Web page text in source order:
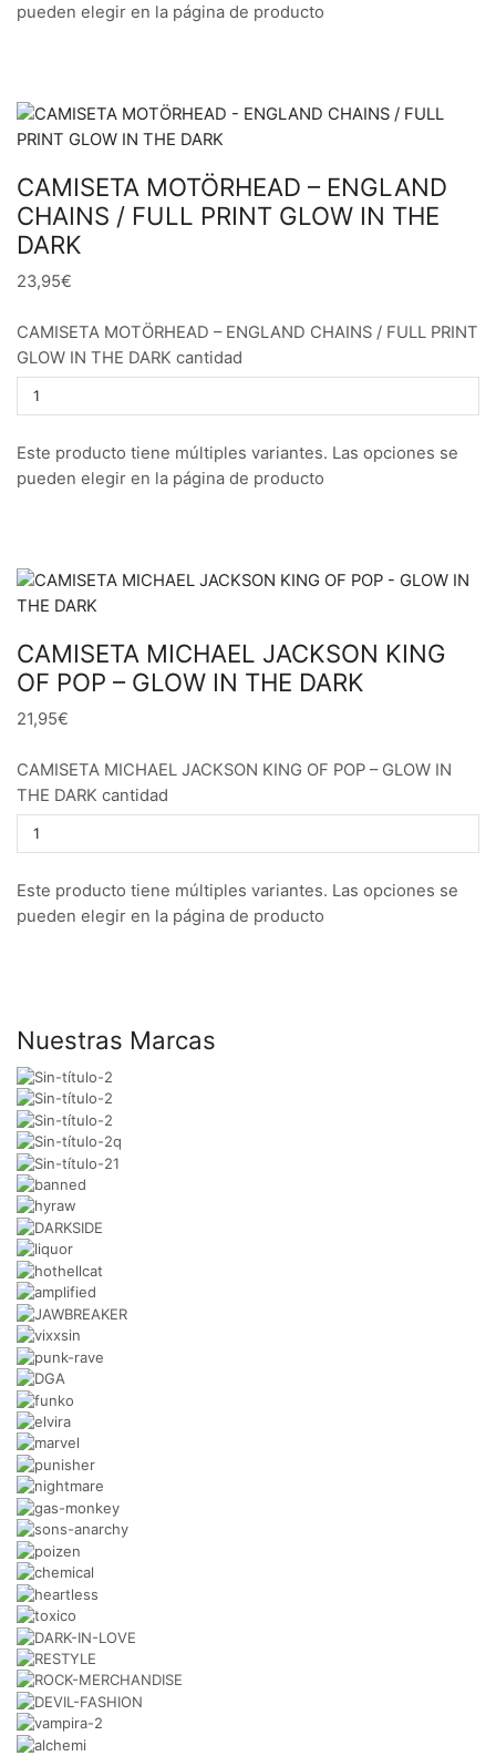
pueden elegir en la página de producto
CAMISETA MOTÖRHEAD – ENGLAND
CHAINS / FULL PRINT GLOW IN THE
DARK
23,95€
CAMISETA MOTÖRHEAD – ENGLAND CHAINS / FULL PRINT
GLOW IN THE DARK cantidad
Este producto tiene múltiples variantes. Las opciones se
pueden elegir en la página de producto
CAMISETA MICHAEL JACKSON KING
OF POP – GLOW IN THE DARK
21,95€
CAMISETA MICHAEL JACKSON KING OF POP – GLOW IN
THE DARK cantidad
Este producto tiene múltiples variantes. Las opciones se
pueden elegir en la página de producto
Nuestras Marcas